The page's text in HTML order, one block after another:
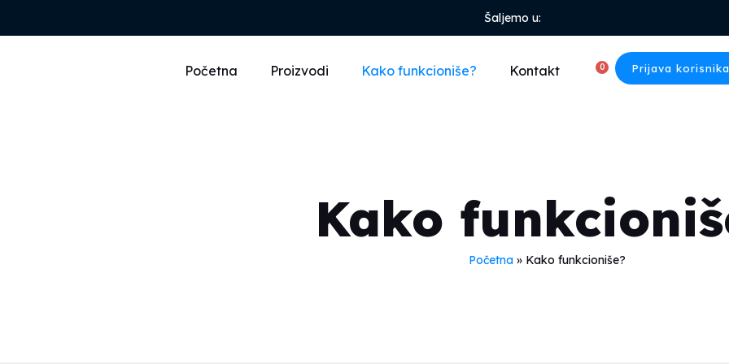
Šaljemo u:
Početna Proizvodi Kako funkcioniše? Kontakt 0 Prijava
Kako
Početna» Kako funkcioniše?